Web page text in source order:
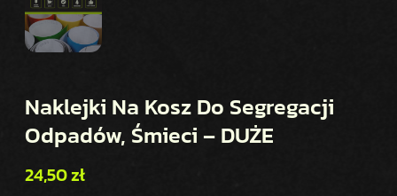
Naklejki Na Kosz Do Segregacji
Odpadów, Śmieci – DUŻE
24,50zł